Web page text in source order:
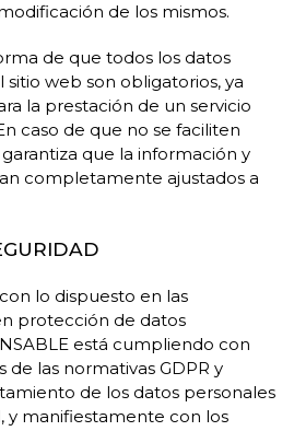
de los mismos.
de que todos los datos
sitio web son obligatorios, ya
la prestación de un servicio
caso de que no se faciliten
que la información y
completamente ajustados a
lo dispuesto en las
protección de datos
está cumpliendo con
de las normativas GDPR y
de los datos personales
y manifiestamente con los